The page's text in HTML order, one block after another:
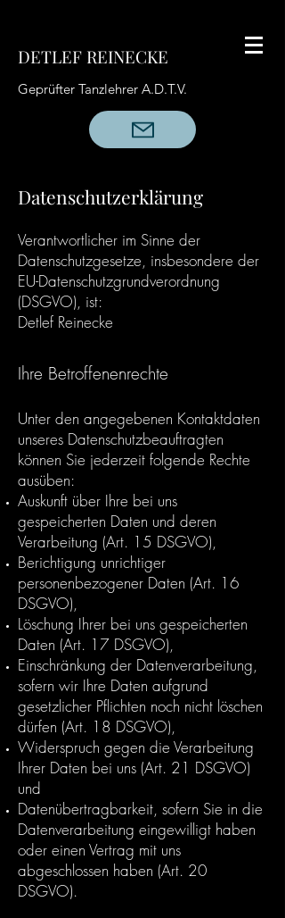
DETLEF REINECKE
Geprüfter Tanzlehrer A.D.T.V.
Datenschutzerklärung
Verantwortlicher im Sinne der
Datenschutzgesetze, insbesondere der
EU-Datenschutzgrundverordnung
(DSGVO), ist:
Detlef Reinecke
Ihre Betroffenenrechte
Unter den angegebenen Kontaktdaten
unseres Datenschutzbeauftragten
können Sie jederzeit folgende Rechte
ausüben:
Auskunft über Ihre bei uns
gespeicherten Daten und deren
Verarbeitung (Art. 15 DSGVO),
Berichtigung unrichtiger
personenbezogener Daten (Art. 16
DSGVO),
Löschung Ihrer bei uns gespeicherten
Daten (Art. 17 DSGVO),
Einschränkung der Datenverarbeitung,
sofern wir Ihre Daten aufgrund
gesetzlicher Pflichten noch nicht löschen
dürfen (Art. 18 DSGVO),
Widerspruch gegen die Verarbeitung
Ihrer Daten bei uns (Art. 21 DSGVO)
und
Datenübertragbarkeit, sofern Sie in die
Datenverarbeitung eingewilligt haben
oder einen Vertrag mit uns
abgeschlossen haben (Art. 20
DSGVO).